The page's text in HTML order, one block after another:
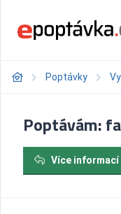
Poptávky
Poptávám:
Více informací